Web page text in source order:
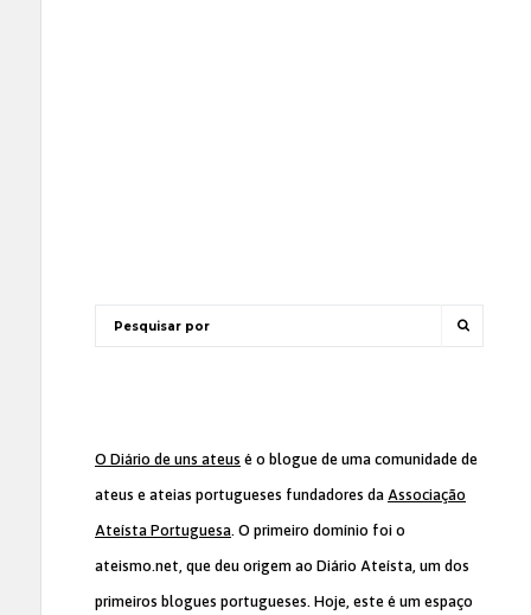
O Diário de uns ateus é o blogue de uma comunidade de
ateus e ateias portugueses fundadores da Associação
Ateísta Portuguesa. O primeiro domínio foi o
ateismo.net, que deu origem ao Diário Ateísta, um dos
primeiros blogues portugueses. Hoje, este é um espaço